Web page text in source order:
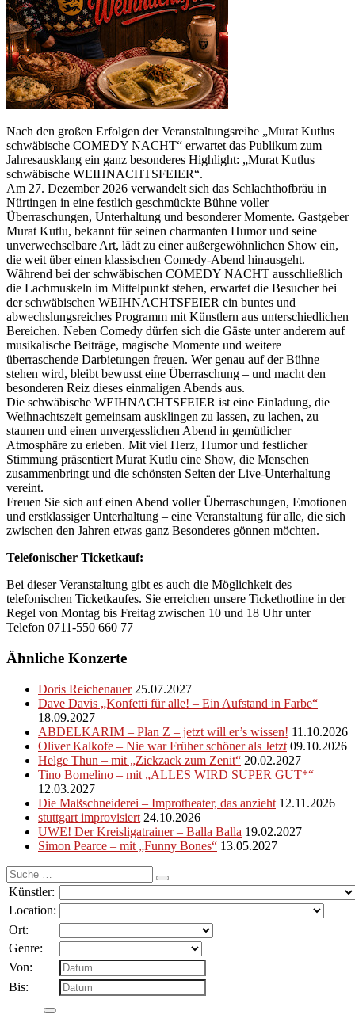
Nach den großen Erfolgen der Veranstaltungsreihe „Murat Kutlus
schwäbische COMEDY NACHT“ erwartet das Publikum zum
Jahresausklang ein ganz besonderes Highlight: „Murat Kutlus
schwäbische WEIHNACHTSFEIER“.
Am 27. Dezember 2026 verwandelt sich das Schlachthofbräu in
Nürtingen in eine festlich geschmückte Bühne voller
Überraschungen, Unterhaltung und besonderer Momente. Gastgeber
Murat Kutlu, bekannt für seinen charmanten Humor und seine
unverwechselbare Art, lädt zu einer außergewöhnlichen Show ein,
die weit über einen klassischen Comedy-Abend hinausgeht.
Während bei der schwäbischen COMEDY NACHT ausschließlich
die Lachmuskeln im Mittelpunkt stehen, erwartet die Besucher bei
der schwäbischen WEIHNACHTSFEIER ein buntes und
abwechslungsreiches Programm mit Künstlern aus unterschiedlichen
Bereichen. Neben Comedy dürfen sich die Gäste unter anderem auf
musikalische Beiträge, magische Momente und weitere
überraschende Darbietungen freuen. Wer genau auf der Bühne
stehen wird, bleibt bewusst eine Überraschung – und macht den
besonderen Reiz dieses einmaligen Abends aus.
Die schwäbische WEIHNACHTSFEIER ist eine Einladung, die
Weihnachtszeit gemeinsam ausklingen zu lassen, zu lachen, zu
staunen und einen unvergesslichen Abend in gemütlicher
Atmosphäre zu erleben. Mit viel Herz, Humor und festlicher
Stimmung präsentiert Murat Kutlu eine Show, die Menschen
zusammenbringt und die schönsten Seiten der Live-Unterhaltung
vereint.
Freuen Sie sich auf einen Abend voller Überraschungen, Emotionen
und erstklassiger Unterhaltung – eine Veranstaltung für alle, die sich
zwischen den Jahren etwas ganz Besonderes gönnen möchten.
Telefonischer Ticketkauf:
Bei dieser Veranstaltung gibt es auch die Möglichkeit des
telefonischen Ticketkaufes. Sie erreichen unsere Tickethotline in der
Regel von Montag bis Freitag zwischen 10 und 18 Uhr unter
Telefon 0711-550 660 77
Ähnliche Konzerte
Doris Reichenauer 25.07.2027
Dave Davis „Konfetti für alle! – Ein Aufstand in Farbe“
18.09.2027
ABDELKARIM – Plan Z – jetzt will er’s wissen! 11.10.2026
Oliver Kalkofe – Nie war Früher schöner als Jetzt 09.10.2026
Helge Thun – mit „Zickzack zum Zenit“ 20.02.2027
Tino Bomelino – mit „ALLES WIRD SUPER GUT*“
12.03.2027
Die Maßschneiderei – Improtheater, das anzieht 12.11.2026
stuttgart improvisiert 24.10.2026
UWE! Der Kreisligatrainer – Balla Balla 19.02.2027
Simon Pearce – mit „Funny Bones“ 13.05.2027
Suche
nach:
Künstler:
Location:
Ort:
Genre:
Von:
Bis: